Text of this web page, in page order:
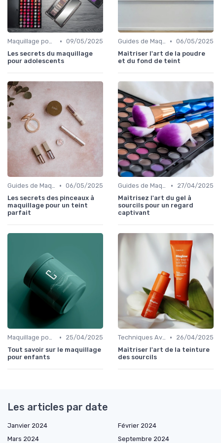
Maquillage pour Occasions Spéciales • 09/05/2025
Les secrets du maquillage
pour adolescents
Guides de Maquillage Quotidien • 06/05/2025
Maîtriser l'art de la poudre
et du fond de teint
Guides de Maquillage Quotidien • 06/05/2025
Les secrets des pinceaux à
maquillage pour un teint
parfait
Guides de Maquillage Quotidien •
27/04/2025
Maîtrisez l'art du gel à
sourcils pour un regard
captivant
Maquillage pour Occasions Spéciales •
25/04/2025
Tout savoir sur le maquillage
pour enfants
Techniques Avancées et Artistiques •
26/04/2025
Maîtriser l'art de la teinture
des sourcils
Les articles par date
Janvier 2024
Février 2024
Mars 2024
Septembre 2024